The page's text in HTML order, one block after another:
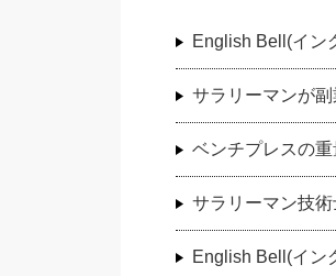
English Bell(イン
サラリーマンが
ベンチプレスの
サラリーマン技
English Bell(イン